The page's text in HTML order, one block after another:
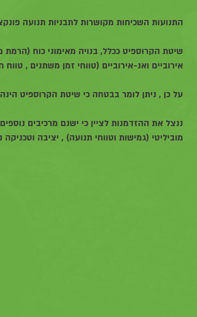
התנועות השכיחות מקושרות לתבניות תנועה
שיטת הקרוספיט ככלל, בנויה מאימוני כוח (הרמת
אירוביים ואנ-אירוביים (טווחי זמן משתנים , טווח
על כן , ניתן לומר בבטחה כי שיטת הקרוספיט
ננצל את ההזדמנות לציין כי ישנם מרכיבים
מוביליטי (גמישות וטווחי תנועה) , יציבה וטכניקה